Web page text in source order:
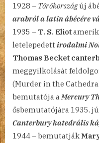
1928 – Törökországúj
arabról a latin ábécére
1935 – T. S. Eliot
letelepedett irodalmi
Thomas Becket
meggyilkolását
(Murder in the
bemutatója a Mercury
ősbemutatójára 1935.
Canterbury katedrális
1944 – bemutatják